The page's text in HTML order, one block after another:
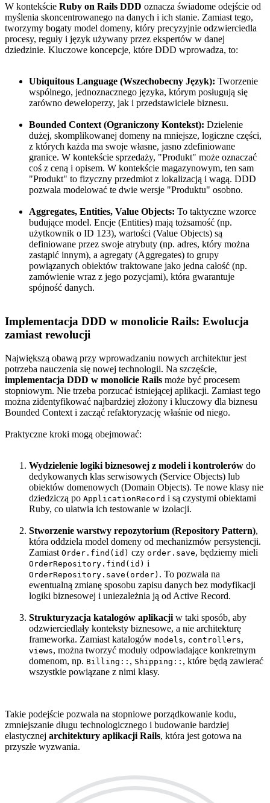
W kontekście Ruby on Rails DDD oznacza świadome odejście od
myślenia skoncentrowanego na danych i ich stanie. Zamiast tego,
tworzymy bogaty model domeny, który precyzyjnie odzwierciedla
procesy, reguły i język używany przez ekspertów w danej
dziedzinie. Kluczowe koncepcje, które DDD wprowadza, to:
Ubiquitous Language (Wszechobecny Język): Tworzenie
wspólnego, jednoznacznego języka, którym posługują się
zarówno deweloperzy, jak i przedstawiciele biznesu.
Bounded Context (Ograniczony Kontekst): Dzielenie
dużej, skomplikowanej domeny na mniejsze, logiczne części,
z których każda ma swoje własne, jasno zdefiniowane
granice. W kontekście sprzedaży, "Produkt" może oznaczać
coś z ceną i opisem. W kontekście magazynowym, ten sam
"Produkt" to fizyczny przedmiot z lokalizacją i wagą. DDD
pozwala modelować te dwie wersje "Produktu" osobno.
Aggregates, Entities, Value Objects: To taktyczne wzorce
budujące model. Encje (Entities) mają tożsamość (np.
użytkownik o ID 123), wartości (Value Objects) są
definiowane przez swoje atrybuty (np. adres, który można
zastąpić innym), a agregaty (Aggregates) to grupy
powiązanych obiektów traktowane jako jedna całość (np.
zamówienie wraz z jego pozycjami), która gwarantuje
spójność danych.
Implementacja DDD w monolicie Rails: Ewolucja
zamiast rewolucji
Największą obawą przy wprowadzaniu nowych architektur jest
potrzeba nauczenia się nowej technologii. Na szczęście,
implementacja DDD w monolicie Rails może być procesem
stopniowym. Nie trzeba porzucać istniejącej aplikacji. Zamiast tego
można zidentyfikować najbardziej złożony i kluczowy dla biznesu
Bounded Context i zacząć refaktoryzację właśnie od niego.
Praktyczne kroki mogą obejmować:
Wydzielenie logiki biznesowej z modeli i kontrolerów do
dedykowanych klas serwisowych (Service Objects) lub
obiektów domenowych (Domain Objects). Te nowe klasy nie
dziedziczą po ApplicationRecord i są czystymi obiektami
Ruby, co ułatwia ich testowanie w izolacji.
Stworzenie warstwy repozytorium (Repository Pattern),
która oddziela model domeny od mechanizmów persystencji.
Zamiast Order.find(id) czy order.save, będziemy mieli
OrderRepository.find(id) i
OrderRepository.save(order) . To pozwala na
ewentualną zmianę sposobu zapisu danych bez modyfikacji
logiki biznesowej i uniezależnia ją od Active Record.
Strukturyzacja katalogów aplikacji w taki sposób, aby
odzwierciedlały konteksty biznesowe, a nie architekturę
frameworka. Zamiast katalogów models, controllers,
views, można tworzyć moduły odpowiadające konkretnym
domenom, np. Billing:: , Shipping:: , które będą zawierać
wszystkie powiązane z nimi klasy.
Takie podejście pozwala na stopniowe porządkowanie kodu,
zmniejszanie długu technologicznego i budowanie bardziej
elastycznej architektury aplikacji Rails, która jest gotowa na
przyszłe wyzwania.